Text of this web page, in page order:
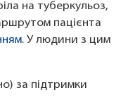
на туберкульоз,
пацієнта
. У людини з цим
за підтримки